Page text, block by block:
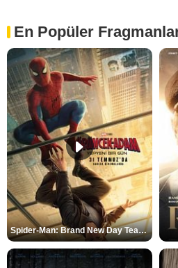
En Popüler
Spider-Man: Brand New Day Teaser